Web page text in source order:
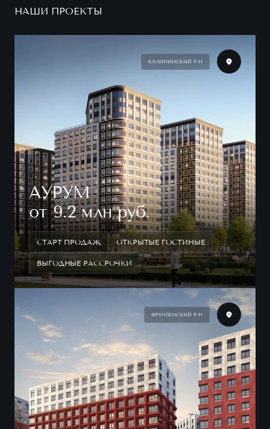
НАШИ ПРОЕКТЫ
КАЛИНИНСКИЙ Р-Н
АУРУМ
от 9.2 млн руб.
СТАРТ ПРОДАЖ ОТКРЫТЫЕ ГОСТИНЫЕ
ВЫГОДНЫЕ РАССРОЧКИ
ФРУНЗЕНСКИЙ Р-Н